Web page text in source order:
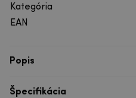
Kategória
EAN
Popis
Špecifikácia